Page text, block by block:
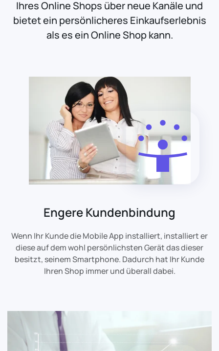
Ihres Online Shops über neue Kanäle und
bietet ein persönlicheres Einkaufserlebnis
als es ein Online Shop kann.
Engere Kundenbindung
Wenn Ihr Kunde die Mobile App installiert, installiert er
diese auf dem wohl persönlichsten Gerät das dieser
besitzt, seinem Smartphone. Dadurch hat Ihr Kunde
Ihren Shop immer und überall dabei.